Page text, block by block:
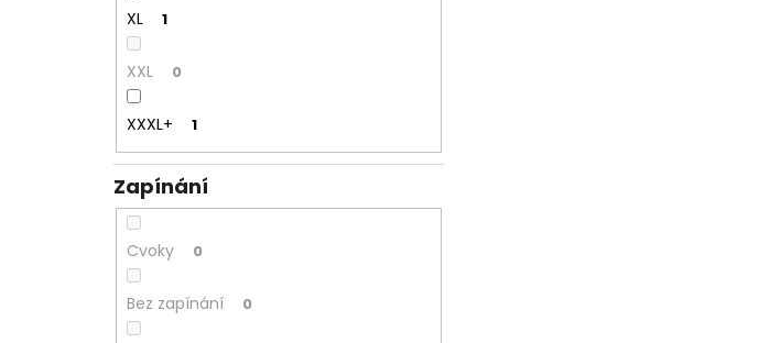
XL 1
XXL 0
XXXL+ 1
Zapínání
Cvoky 0
Bez zapínání 0